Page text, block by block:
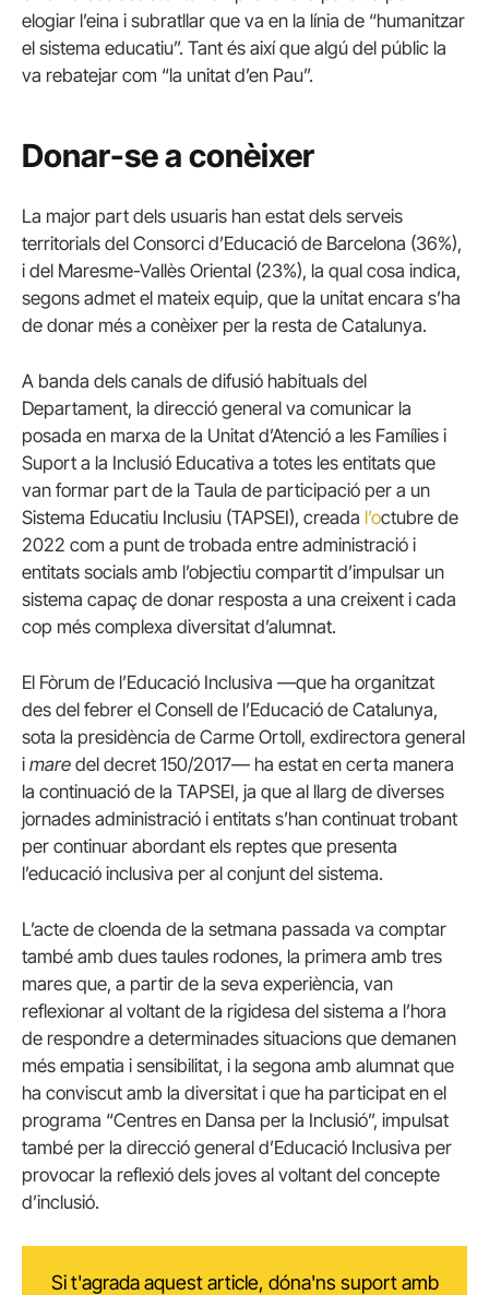
elogiar l’eina i subratllar que va en la línia de “humanitzar
el sistema educatiu”. Tant és així que algú del públic la
va rebatejar com “la unitat d’en Pau”.
Donar-se a conèixer
La major part dels usuaris han estat dels serveis
territorials del Consorci d’Educació de Barcelona (36%),
i del Maresme-Vallès Oriental (23%), la qual cosa indica,
segons admet el mateix equip, que la unitat encara s’ha
de donar més a conèixer per la resta de Catalunya.
A banda dels canals de difusió habituals del
Departament, la direcció general va comunicar la
posada en marxa de la Unitat d’Atenció a les Famílies i
Suport a la Inclusió Educativa a totes les entitats que
van formar part de la Taula de participació per a un
Sistema Educatiu Inclusiu (TAPSEI), creada l’octubre de
2022 com a punt de trobada entre administració i
entitats socials amb l’objectiu compartit d’impulsar un
sistema capaç de donar resposta a una creixent i cada
cop més complexa diversitat d’alumnat.
El Fòrum de l’Educació Inclusiva —que ha organitzat
des del febrer el Consell de l’Educació de Catalunya,
sota la presidència de Carme Ortoll, exdirectora general
i mare del decret 150/2017— ha estat en certa manera
la continuació de la TAPSEI, ja que al llarg de diverses
jornades administració i entitats s’han continuat trobant
per continuar abordant els reptes que presenta
l’educació inclusiva per al conjunt del sistema.
L’acte de cloenda de la setmana passada va comptar
també amb dues taules rodones, la primera amb tres
mares que, a partir de la seva experiència, van
reflexionar al voltant de la rigidesa del sistema a l’hora
de respondre a determinades situacions que demanen
més empatia i sensibilitat, i la segona amb alumnat que
ha conviscut amb la diversitat i que ha participat en el
programa “Centres en Dansa per la Inclusió”, impulsat
també per la direcció general d’Educació Inclusiva per
provocar la reflexió dels joves al voltant del concepte
d’inclusió.
Si t'agrada aquest article, dóna'ns suport amb